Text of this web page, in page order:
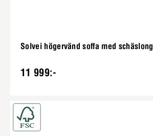
Solvei högervänd soffa med schäslong
11 999:-